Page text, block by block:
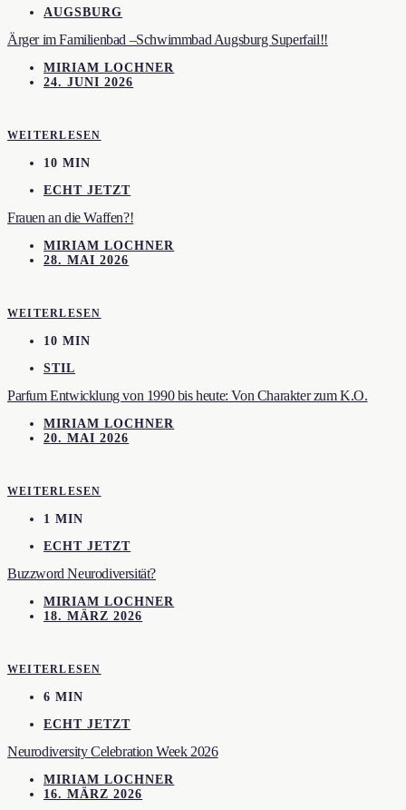
AUGSBURG
Ärger im Familienbad –Schwimmbad Augsburg Superfail!!
MIRIAM LOCHNER
24. JUNI 2026
WEITERLESEN
10 MIN
ECHT JETZT
Frauen an die Waffen?!
MIRIAM LOCHNER
28. MAI 2026
WEITERLESEN
10 MIN
STIL
Parfum Entwicklung von 1990 bis heute: Von Charakter zum K.O.
MIRIAM LOCHNER
20. MAI 2026
WEITERLESEN
1 MIN
ECHT JETZT
Buzzword Neurodiversität?
MIRIAM LOCHNER
18. MÄRZ 2026
WEITERLESEN
6 MIN
ECHT JETZT
Neurodiversity Celebration Week 2026
MIRIAM LOCHNER
16. MÄRZ 2026